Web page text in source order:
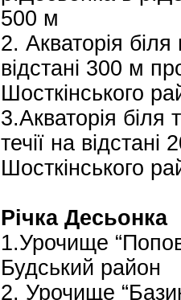
500 м
2. Акваторія
відстані 300 м
Шосткінського
3.Акваторія біля
течії на
Шосткінського
Річка Десьонка
1.Урочище
Будський район
2. Урочище